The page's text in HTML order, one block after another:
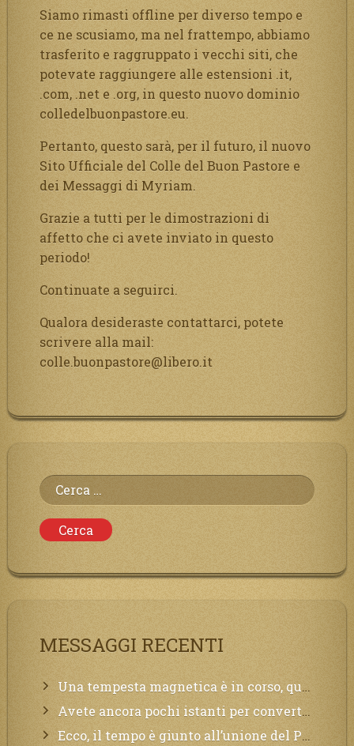
Siamo rimasti offline per diverso tempo e
ce ne scusiamo, ma nel frattempo, abbiamo
trasferito e raggruppato i vecchi siti, che
potevate raggiungere alle estensioni .it,
.com, .net e .org, in questo nuovo dominio
colledelbuonpastore.eu.
Pertanto, questo sarà, per il futuro, il nuovo
Sito Ufficiale del Colle del Buon Pastore e
dei Messaggi di Myriam.
Grazie a tutti per le dimostrazioni di
affetto che ci avete inviato in questo
periodo!
Continuate a seguirci.
Qualora desideraste contattarci, potete
scrivere alla mail:
colle.buonpastore@libero.it
Ricerca
per:
MESSAGGI RECENTI
Una tempesta magnetica è in corso, questa generazione patirà. Il black out non tarderà ad arrivare e tutta la Terra sarà oscurata.
Avete ancora pochi istanti per convertirvi, non perdete tempo, la sciagura arriverà all’improvviso e per chi non si sarà preparato saranno dolori.
Ecco, il tempo è giunto all’unione del Padre con il figlio, non avete che da attendere pochissimo.